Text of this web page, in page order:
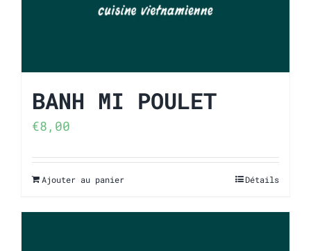
BANH MI POULET
€8,00
Ajouter au panier Détails